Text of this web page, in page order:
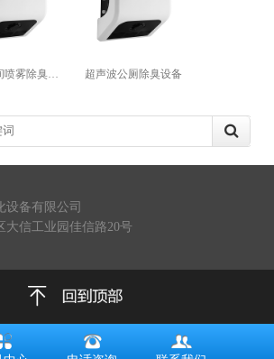
公共卫生间喷雾除臭设备 超声波公厕除臭设备
设备有限公司
大信工业园佳信路20号